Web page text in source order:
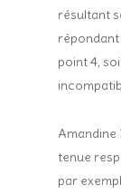
résultant
répondant
point 4,
tenue
par